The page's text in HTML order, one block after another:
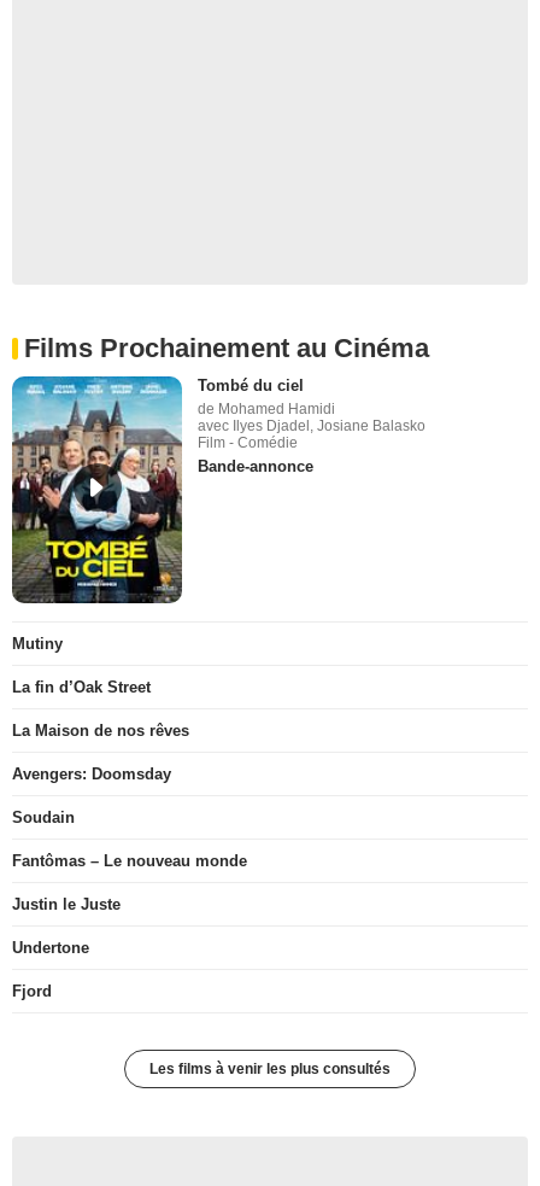
Films Prochainement au Cinéma
Tombé du ciel
de Mohamed Hamidi
avec Ilyes Djadel, Josiane Balasko
Film - Comédie
Bande-annonce
Mutiny
La fin d’Oak Street
La Maison de nos rêves
Avengers: Doomsday
Soudain
Fantômas – Le nouveau monde
Justin le Juste
Undertone
Fjord
Les films à venir les plus consultés